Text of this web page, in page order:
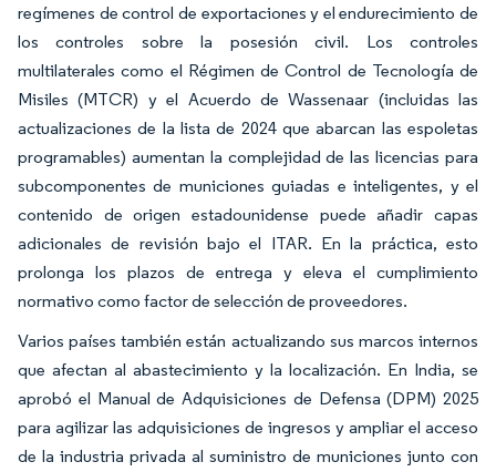
regímenes de control de exportaciones y el endurecimiento de
los controles sobre la posesión civil. Los controles
multilaterales como el Régimen de Control de Tecnología de
Misiles (MTCR) y el Acuerdo de Wassenaar (incluidas las
actualizaciones de la lista de 2024 que abarcan las espoletas
programables) aumentan la complejidad de las licencias para
subcomponentes de municiones guiadas e inteligentes, y el
contenido de origen estadounidense puede añadir capas
adicionales de revisión bajo el ITAR. En la práctica, esto
prolonga los plazos de entrega y eleva el cumplimiento
normativo como factor de selección de proveedores.
Varios países también están actualizando sus marcos internos
que afectan al abastecimiento y la localización. En India, se
aprobó el Manual de Adquisiciones de Defensa (DPM) 2025
para agilizar las adquisiciones de ingresos y ampliar el acceso
de la industria privada al suministro de municiones junto con